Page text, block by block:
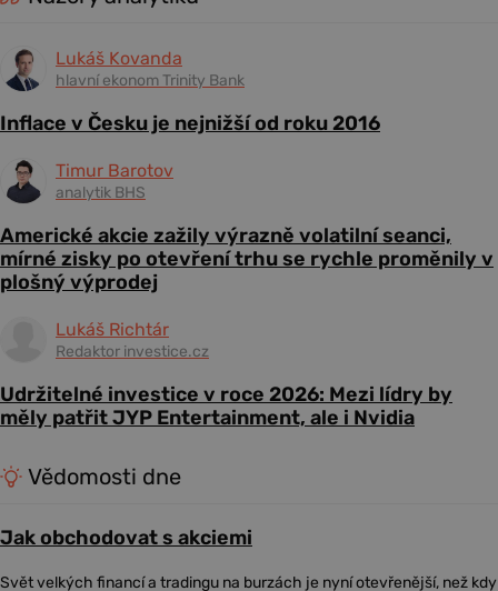
Lukáš Kovanda
hlavní ekonom Trinity Bank
Inflace v Česku je nejnižší od roku 2016
Timur Barotov
analytik BHS
Americké akcie zažily výrazně volatilní seanci,
mírné zisky po otevření trhu se rychle proměnily v
plošný výprodej
Lukáš Richtár
Redaktor investice.cz
Udržitelné investice v roce 2026: Mezi lídry by
měly patřit JYP Entertainment, ale i Nvidia
Vědomosti dne
Jak obchodovat s akciemi
Svět velkých financí a tradingu na burzách je nyní otevřenější, než kdy